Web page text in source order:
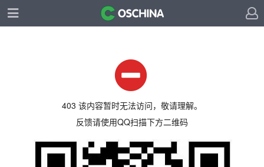
403 该内容暂时无法访问，敬请理解。
反馈请使用QQ扫描下方二维码